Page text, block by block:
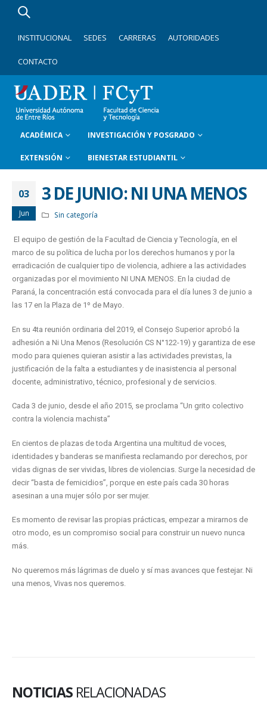
INSTITUCIONAL SEDES CARRERAS AUTORIDADES
CONTACTO
ACADÉMICA INVESTIGACIÓN Y POSGRADO
EXTENSIÓN BIENESTAR ESTUDIANTIL
03
Jun
3 DE JUNIO: NI UNA MENOS
Sin categoría
El equipo de gestión de la Facultad de Ciencia y Tecnología, en el
marco de su política de lucha por los derechos humanos y por la
erradicación de cualquier tipo de violencia, adhiere a las actividades
organizadas por el movimiento NI UNA MENOS. En la ciudad de
Paraná, la concentración está convocada para el día lunes 3 de junio a
las 17 en la Plaza de 1º de Mayo.
En su 4ta reunión ordinaria del 2019, el Consejo Superior aprobó la
adhesión a Ni Una Menos (Resolución CS N°122-19) y garantiza de ese
modo para quienes quieran asistir a las actividades previstas, la
justificación de la falta a estudiantes y de inasistencia al personal
docente, administrativo, técnico, profesional y de servicios.
Cada 3 de junio, desde el año 2015, se proclama “Un grito colectivo
contra la violencia machista”
En cientos de plazas de toda Argentina una multitud de voces,
identidades y banderas se manifiesta reclamando por derechos, por
vidas dignas de ser vividas, libres de violencias. Surge la necesidad de
decir “basta de femicidios”, porque en este país cada 30 horas
asesinan a una mujer sólo por ser mujer.
Es momento de revisar las propias prácticas, empezar a mirarnos de
otro modo, es un compromiso social para construir un nuevo nunca
más.
No queremos más lágrimas de duelo y sí mas avances que festejar. Ni
una menos, Vivas nos queremos.
NOTICIAS RELACIONADAS